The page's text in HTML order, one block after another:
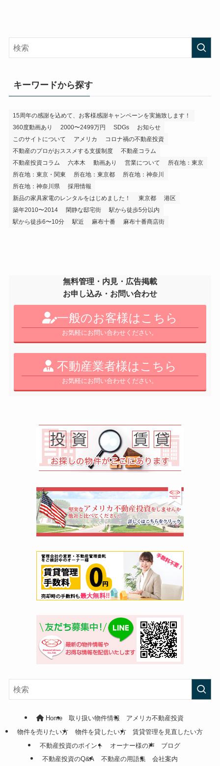
キーワードから探す
15周年の感謝を込めて、お客様感謝キャンペーンを実施致します！
360度動画あり
2000〜2499万円 SDGs
お知らせ
このサイトについて
アメリカ
コロナ禍の不動産投資
不動産のプロがおススメする支援制度
不動産コラム
不動産投資コラム
六本木 動画あり 営業について
所在地：東京
所在地：東京・関東
所在地：東京都
所在地：神奈川
所在地：神奈川県
採用情報
新品の家具家電のレンタルをはじめました！
東京都
港区
築年2010〜2014
閑静な邸宅街
駅から徒歩5分以内
駅から徒歩6〜10分
駅近 麻布十番 麻布十番商店街
無料管理・内見・広告掲載
お申し込み・お問い合わせ
一般のお客様はこちら
お気軽にお問い合わせください。
不動産業者様はこちら
お気軽にお問い合わせください。
Home 取り扱い物件情報
アメリカ不動産投資
物件を売りたい方
物件を貸したい方
賃貸管理を見直したい方
不動産投資のポイント
オーナー様の声
ブログ
不動産投資のQ&A
不動産の用語集 会社案内